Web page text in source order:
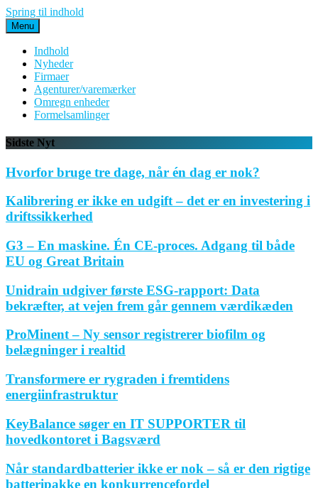
Spring til indhold
Menu
Indhold
Nyheder
Firmaer
Agenturer/varemærker
Omregn enheder
Formelsamlinger
Sidste Nyt
Hvorfor bruge tre dage, når én dag er nok?
Kalibrering er ikke en udgift – det er en investering i
driftssikkerhed
G3 – En maskine. Én CE-proces. Adgang til både
EU og Great Britain
Unidrain udgiver første ESG-rapport: Data
bekræfter, at vejen frem går gennem værdikæden
ProMinent – Ny sensor registrerer biofilm og
belægninger i realtid
Transformere er rygraden i fremtidens
energiinfrastruktur
KeyBalance søger en IT SUPPORTER til
hovedkontoret i Bagsværd
Når standardbatterier ikke er nok – så er den rigtige
batteripakke en konkurrencefordel